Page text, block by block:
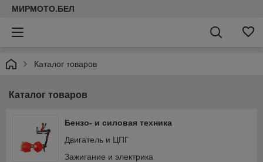
МИРМОТО.БЕЛ
Каталог товаров
Каталог товаров
Бензо- и силовая техника
Двигатель и ЦПГ
Зажигание и электрика